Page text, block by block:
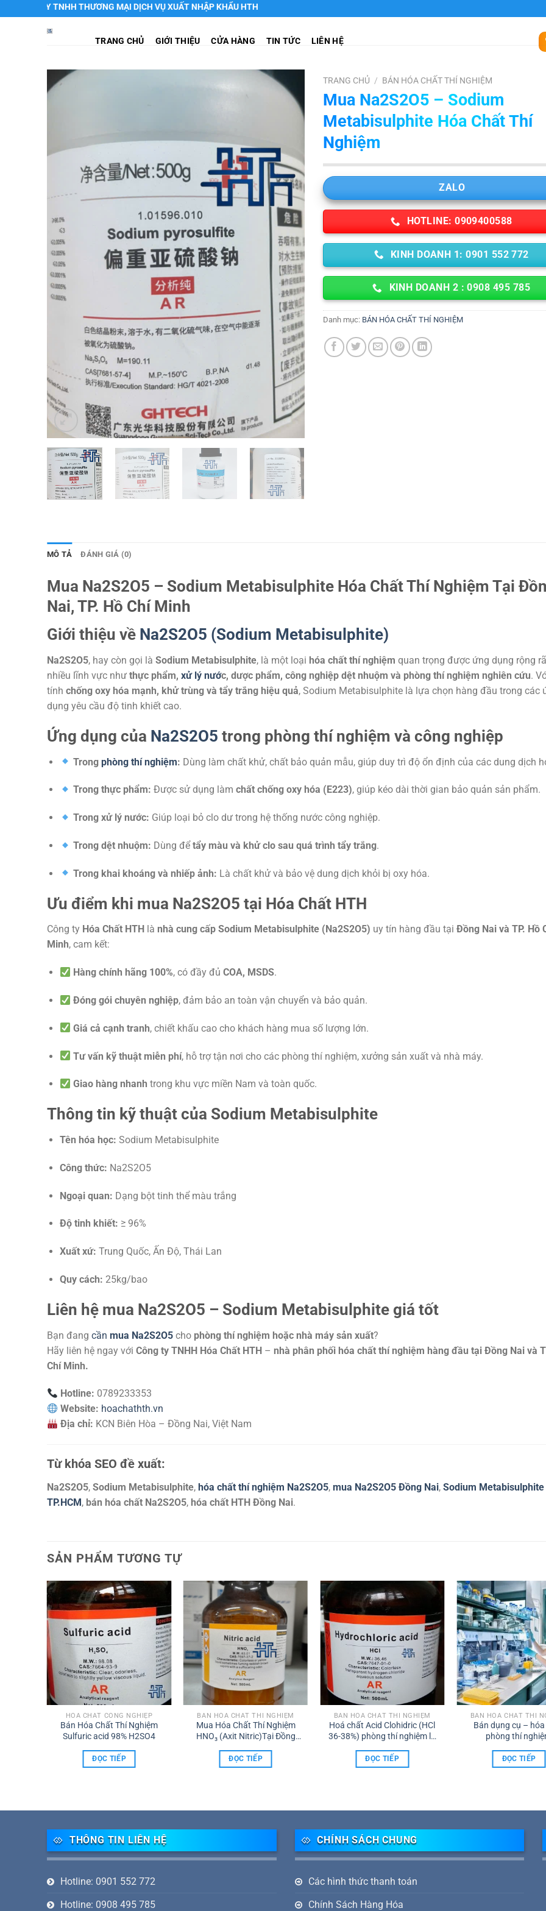
TY TNHH THƯƠNG MẠI DỊCH VỤ XUẤT NHẬP KHẨU HTH
TRANG CHỦ GIỚI THIỆU CỬA HÀNG TIN TỨC LIÊN HỆ
TRANG CHỦ / BÁN HÓA CHẤT THÍ NGHIỆM
Mua Na2S2O5 – Sodium
Metabisulphite Hóa Chất Thí
Nghiệm
ZALO
HOTLINE: 0909400588
KINH DOANH 1: 0901 552 772
KINH DOANH 2 : 0908 495 785
Danh mục: BÁN HÓA CHẤT THÍ NGHIỆM
MÔ TẢ ĐÁNH GIÁ (0)
Mua Na2S2O5 – Sodium Metabisulphite Hóa Chất Thí Nghiệm Tại
Nai, TP. Hồ Chí Minh
Giới thiệu về Na2S2O5 (Sodium Metabisulphite)
Na2S2O5, hay còn gọi là Sodium Metabisulphite, là một loại hóa chất thí nghiệm quan trọng được ứng dụng rộng
nhiều lĩnh vực như thực phẩm, xử lý nước, dược phẩm, công nghiệp dệt nhuộm và phòng thí nghiệm nghiên cứu.
tính chống oxy hóa mạnh, khử trùng và tẩy trắng hiệu quả, Sodium Metabisulphite là lựa chọn hàng đầu trong các
dụng yêu cầu độ tinh khiết cao.
Ứng dụng của Na2S2O5 trong phòng thí nghiệm và công nghiệp
Trongphòng thí nghiệm: Dùng làm chất khử, chất bảo quản mẫu, giúp duy trì độ ổn định của các dung dịch
Trong thực phẩm: Được sử dụng làmchất chống oxy hóa (E223), giúp kéo dài thời gian bảo quản sản phẩm.
Trong xử lý nước: Giúp loại bỏ clo dư trong hệ thống nước công nghiệp.
Trong dệt nhuộm: Dùng đểtẩy màu và khử clo sau quá trình tẩy trắng.
Trong khai khoáng và nhiếp ảnh: Là chất khử và bảo vệ dung dịch khỏi bị oxy hóa.
Ưu điểm khi mua Na2S2O5 tại Hóa Chất HTH
Công ty Hóa Chất HTH là nhà cung cấp Sodium Metabisulphite (Na2S2O5) uy tín hàng đầu tại Đồng Nai và TP. Hồ
Minh, cam kết:
Hàng chính hãng 100%, có đầy đủCOA, MSDS.
Đóng gói chuyên nghiệp, đảm bảo an toàn vận chuyển và bảo quản.
Giá cả cạnh tranh, chiết khấu cao cho khách hàng mua số lượng lớn.
Tư vấn kỹ thuật miễn phí, hỗ trợ tận nơi cho các phòng thí nghiệm, xưởng sản xuất và nhà máy.
Giao hàng nhanh trong khu vực miền Nam và toàn quốc.
Thông tin kỹ thuật của Sodium Metabisulphite
Tên hóa học: Sodium Metabisulphite
Công thức: Na2S2O5
Ngoại quan: Dạng bột tinh thể màu trắng
Độ tinh khiết: ≥ 96%
Xuất xứ: Trung Quốc, Ấn Độ, Thái Lan
Quy cách: 25kg/bao
Liên hệ mua Na2S2O5 – Sodium Metabisulphite giá tốt
Bạn đang cần mua Na2S2O5 cho phòng thí nghiệm hoặc nhà máy sản xuất?
Hãy liên hệ ngay với Công ty TNHH Hóa Chất HTH – nhà phân phối hóa chất thí nghiệm hàng đầu tại Đồng Nai và
Chí Minh.
Hotline: 0789233353
Website: hoachathth.vn
Địa chỉ: KCN Biên Hòa – Đồng Nai, Việt Nam
Từ khóa SEO đề xuất:
Na2S2O5, Sodium Metabisulphite, hóa chất thí nghiệm Na2S2O5, mua Na2S2O5 Đồng Nai, Sodium Metabisulphite
TP.HCM , bán hóa chất Na2S2O5, hóa chất HTH Đồng Nai.
SẢN PHẨM TƯƠNG TỰ
HÓA CHẤT CÔNG NGHIỆP
Bán Hóa Chất Thí Nghiệm
Sulfuric acid 98% H2SO4
ĐỌC TIẾP
BÁN HÓA CHẤT THÍ NGHIỆM
Mua Hóa Chất Thí Nghiệm
HNO₃ (Axit Nitric)Tại Đồng
ĐỌC TIẾP
BÁN HÓA CHẤT THÍ NGHIỆM
Hoá chất Acid Clohidric (HCl
36-38%) phòng thí nghiệm lọ
ĐỌC TIẾP
BÁN HÓA CHẤT THÍ
Bán dụng cụ –
phòng thí
ĐỌC TIẾP
THÔNG TIN LIÊN HỆ
Hotline: 0901 552 772
Hotline: 0908 495 785
CHÍNH SÁCH CHUNG
Các hình thức thanh toán
Chính Sách Hàng Hóa